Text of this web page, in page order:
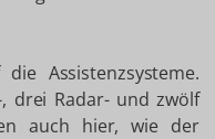
Assistenzsysteme.
drei Radar- und zwölf
auch hier, wie der